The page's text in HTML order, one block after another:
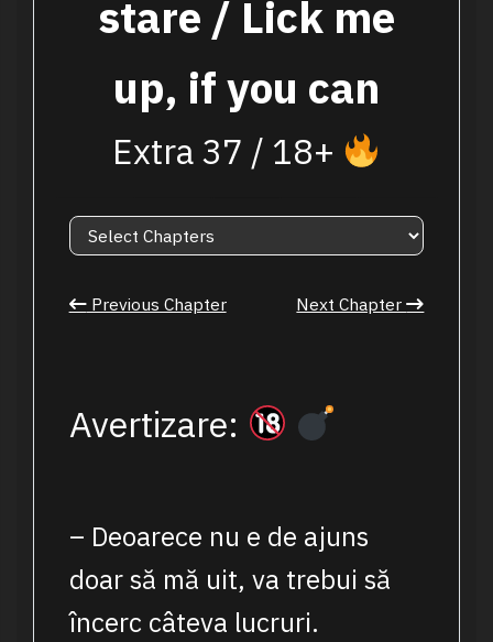
stare / Lick me
up, if you can
Extra 37 / 18+
Previous Chapter Next Chapter
Avertizare:
– Deoarece nu e de ajuns
doar să mă uit, va trebui să
încerc câteva lucruri.